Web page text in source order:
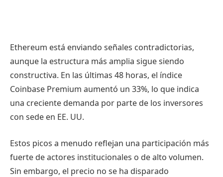
Ethereum está enviando señales contradictorias,
aunque la estructura más amplia sigue siendo
constructiva. En las últimas 48 horas, el índice
Coinbase Premium aumentó un 33%, lo que indica
una creciente demanda por parte de los inversores
con sede en EE. UU.
Estos picos a menudo reflejan una participación más
fuerte de actores institucionales o de alto volumen.
Sin embargo, el precio no se ha disparado